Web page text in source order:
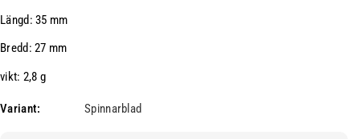
C
l
o
a
Längd: 35 mm
Bredd: 27 mm
vikt: 2,8 g
Variant: Spinnarblad